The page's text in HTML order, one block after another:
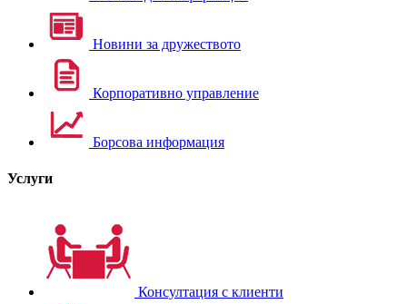
Новини за дружеството
Корпоративно управление
Борсова информация
Услуги
Консултация с клиенти